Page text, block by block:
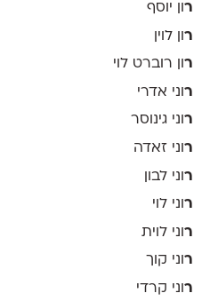
ר ון יוסף
ר ון לוין
רון רוברט לוי
ר וני אדרי
רוני גינוסר
ר וני זאדה
ר וני לבון
רוני לוי
ר וני לוית
רוני קוך
ר וני קרדי